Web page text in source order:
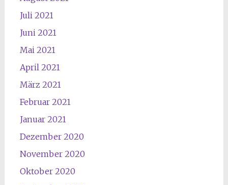
Juli 2021
Juni 2021
Mai 2021
April 2021
März 2021
Februar 2021
Januar 2021
Dezember 2020
November 2020
Oktober 2020